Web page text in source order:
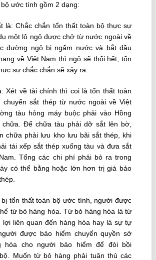
ước tính gồm 2 dạng:
là: Chắc chắn tổn thất toàn bộ thực sự
một lô ngô được chở từ nước ngoài về
đường ngô bị ngấm nước và bắt đầu
về Việt Nam thì ngô sẽ thối hết, tổn
sự chắc chắn sẽ xảy ra.
Xét về tài chính thì coi là tổn thất toàn
chuyển sắt thép từ nước ngoài về Việt
tàu hỏng máy buộc phải vào Hồng
chữa. Ðể chữa tàu phải dỡ sắt lên bờ,
chữa phải lưu kho lưu bãi sắt thép, khi
tái xếp sắt thép xuống tàu và đưa sắt
Tổng các chi phí phải bỏ ra trong
có thể bằng hoặc lớn hơn trị giá bảo
bị tổn thất toàn bộ ước tính, người được
từ bỏ hàng hóa. Từ bỏ hàng hóa là từ
lợi liên quan đến hàng hóa hay là sự tự
được bảo hiểm chuyển quyền sở
hóa cho người bảo hiểm để đòi bồi
Muốn từ bỏ hàng phải tuân thủ các